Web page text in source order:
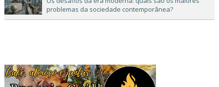
problemas da sociedade contemporânea?